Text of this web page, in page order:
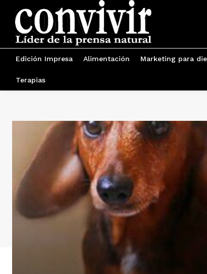
Edición Impresa Alimentación Marketing para
Terapias